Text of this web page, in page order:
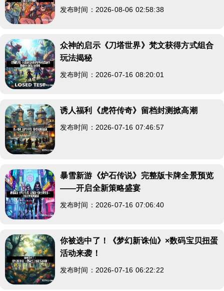
发布时间：2026-08-06 02:58:38
众神的启示《刀塔世界》梵文获得方式组合
玩法揭秘
发布时间：2026-07-16 08:20:01
诱人福利《虎符传奇》留档封测掀高潮
发布时间：2026-07-16 07:46:57
暴雪新游《炉石传说》完整版卡牌全景预览
——开启全新策略盛宴
发布时间：2026-07-16 07:06:40
你被选中了！《梦幻新诛仙》×数码宝贝扭蛋
活动来袭！
发布时间：2026-07-16 06:22:22